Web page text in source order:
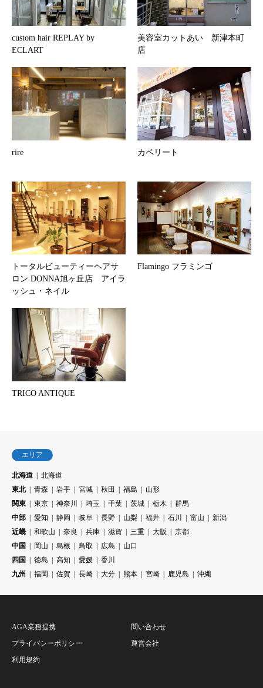
custom hair REPLAY by
美容室カットあい 新津本町
店
カペリート
トータルビューティーヘアサ
ロン DONNA旭ヶ丘店 アイラ
ッシュ・ネイル
Flamingo フラミンゴ
TRICO ANTIQUE
北海道
北海道
東北
青森 岩手
関東
東京 神奈川 埼玉 千葉 茨城 栃木
中部
愛知 静岡 岐阜 長野 山梨 福井 石川
近畿
和歌山 奈良 兵庫 滋賀 三重 大阪
京都
中国
岡山 島根 鳥取 広島
山口
四国
徳島 高知 愛媛
香川
九州
福岡 佐賀 長崎 大分
プライバシーポリシー
利用規約
運営会社